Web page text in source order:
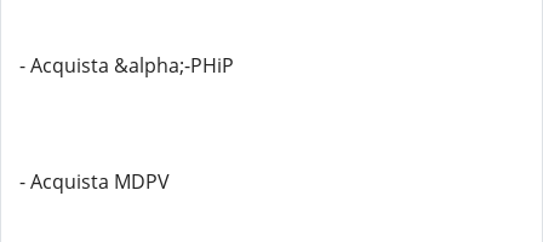
- Acquista &alpha;-PHiP
- Acquista MDPV